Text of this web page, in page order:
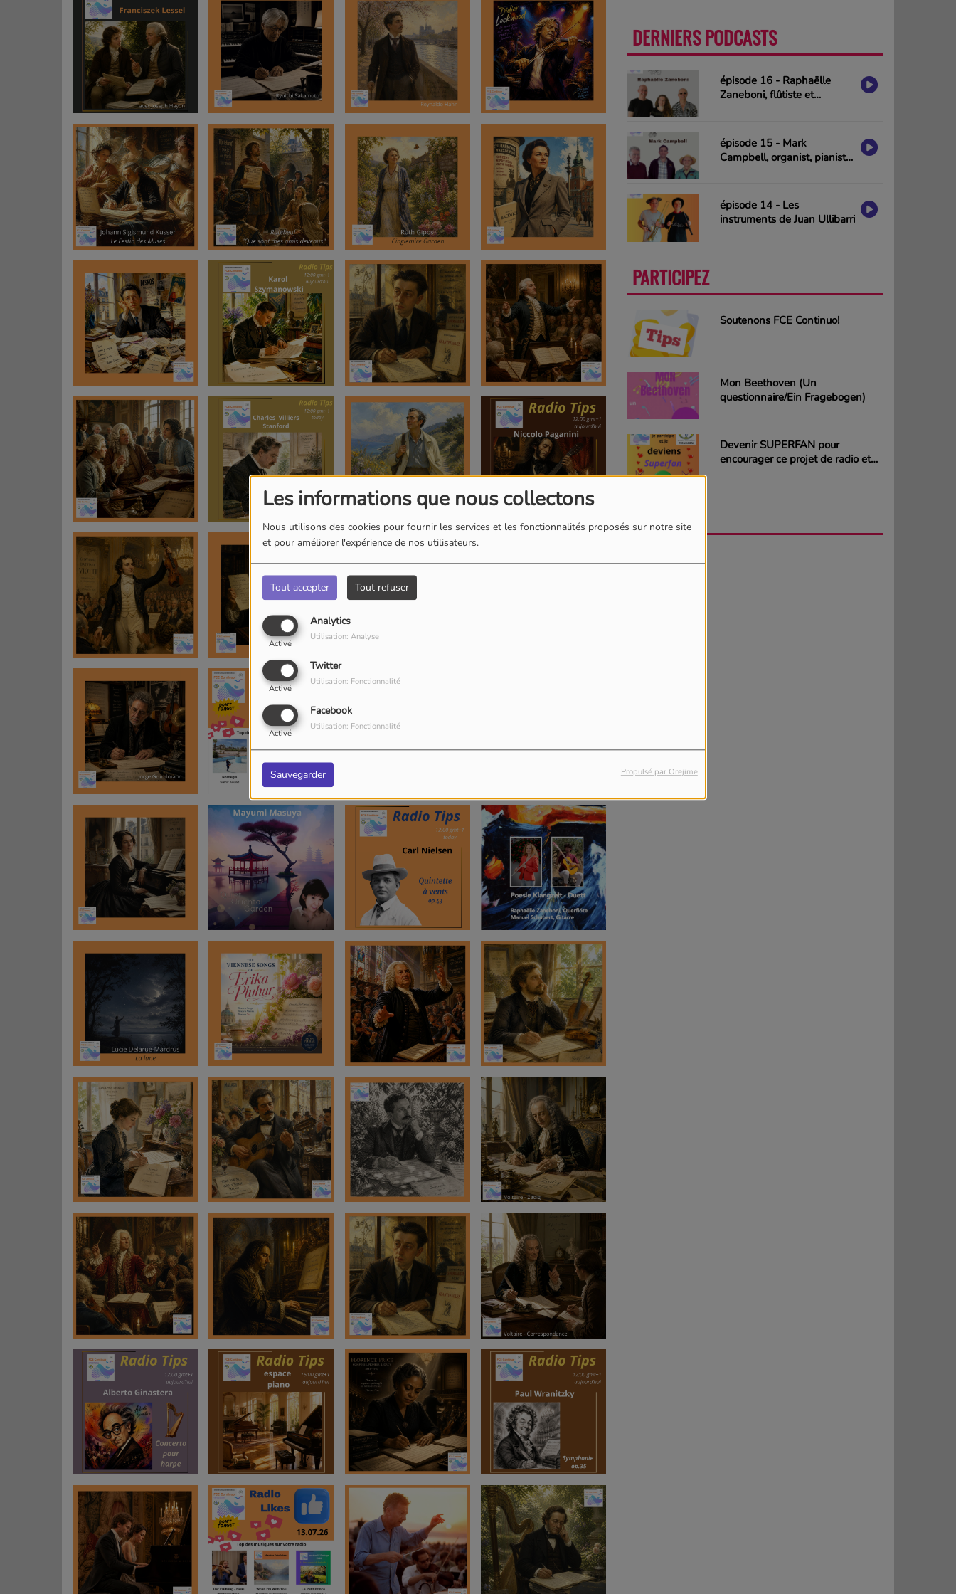
Les informations que nous collectons
Nous utilisons des cookies pour fournir les services et les fonctionnalités proposés sur notre site
et pour améliorer l'expérience de nos utilisateurs.
Tout accepter Tout refuser
Analytics
Activé
Utilisation: Analyse
Twitter
Activé
Utilisation: Fonctionnalité
Facebook
Activé
Utilisation: Fonctionnalité
Sauvegarder Propulsé par Orejime
DERNIERS PODCASTS
épisode 16 - Raphaëlle
Zaneboni, flûtiste et
épisode 15 - Mark
Campbell, organist, pianist
épisode 14 - Les
instruments de Juan Ullibarri
PARTICIPEZ
Soutenons FCE Continuo!
Mon Beethoven (Un
questionnaire/Ein Fragebogen)
Devenir SUPERFAN pour
encourager ce projet de radio et
AGENDA